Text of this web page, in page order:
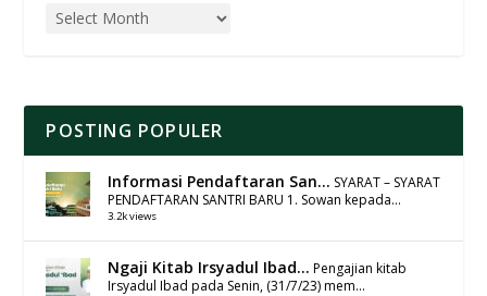
POSTING POPULER
Informasi Pendaftaran San... SYARAT – SYARAT
PENDAFTARAN SANTRI BARU 1. Sowan kepada...
3.2k views
Ngaji Kitab Irsyadul Ibad... Pengajian kitab
Irsyadul Ibad pada Senin, (31/7/23) mem...